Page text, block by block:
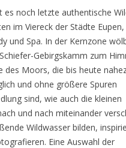
es noch letzte authentische
im Viereck der Städte Eupen,
und Spa. In der Kernzone
Gebirgskamm zum
des Moors, die bis heute
und ohne größere Spuren
sind, wie auch die kleinen
und nach miteinander
Wildwasser bilden,
Eine Auswahl der